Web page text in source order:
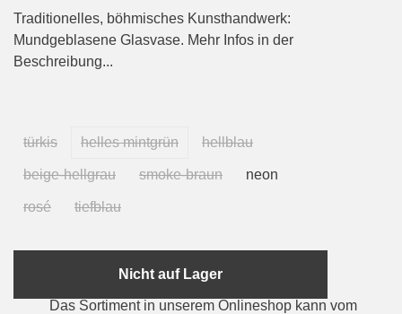
Traditionelles, böhmisches Kunsthandwerk:
Mundgeblasene Glasvase. Mehr Infos in der
Beschreibung...
türkis helles mintgrün hellblau
beige-hellgrau smoke-braun neon
rosé tiefblau
Nicht auf Lager
Das Sortiment in unserem Onlineshop kann vom